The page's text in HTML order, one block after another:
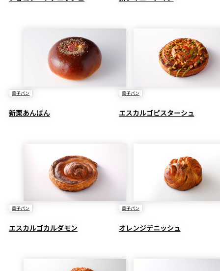
菓子パン
新栗あんぱん
菓子パン
エスカルゴピスターシュ
菓子パン
エスカルゴカルダモン
菓子パン
オレンジデニッシュ